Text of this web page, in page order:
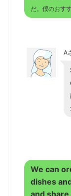
だ。僕のおす
A
We can
dishes